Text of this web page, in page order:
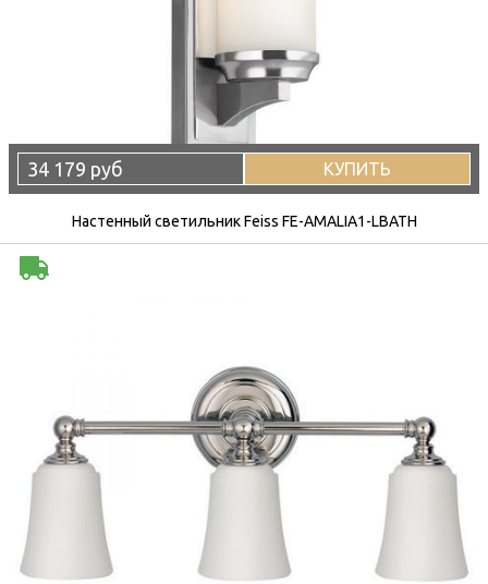
34 179 руб КУПИТЬ
Настенный светильник Feiss FE-AMALIA1-LBATH